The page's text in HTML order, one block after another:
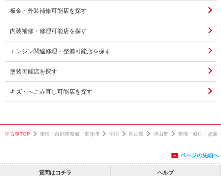
板金・外装補修可能店を探す
内装補修・修理可能店を探す
エンジン関連修理・整備可能店を探す
塗装可能店を探す
キズ・へこみ直し可能店を探す
中古車TOP 車検・自動車整備・車修理 中国 岡山県 津山市 整備・修理・塗装
ページの先頭へ
質問はコチラ ヘルプ